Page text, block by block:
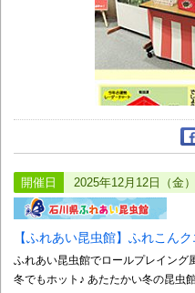
開催日 2025年12月12日（金
【ふれあい昆虫館】ふれこん
ふれあい昆虫館でロールプレイン
冬でもホット♪ あたたかい冬の昆虫